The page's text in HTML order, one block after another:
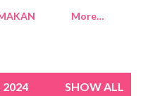
More…
SHOW ALL